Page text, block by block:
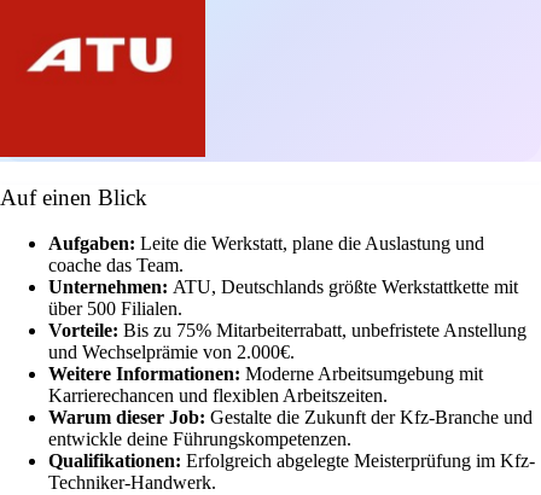
Auf einen Blick
Aufgaben: Leite die Werkstatt, plane die Auslastung und
coache das Team.
Unternehmen: ATU, Deutschlands größte Werkstattkette mit
über 500 Filialen.
Vorteile: Bis zu 75% Mitarbeiterrabatt, unbefristete Anstellung
und Wechselprämie von 2.000€.
Weitere Informationen: Moderne Arbeitsumgebung mit
Karrierechancen und flexiblen Arbeitszeiten.
Warum dieser Job: Gestalte die Zukunft der Kfz-Branche und
entwickle deine Führungskompetenzen.
Qualifikationen: Erfolgreich abgelegte Meisterprüfung im Kfz-
Techniker-Handwerk.